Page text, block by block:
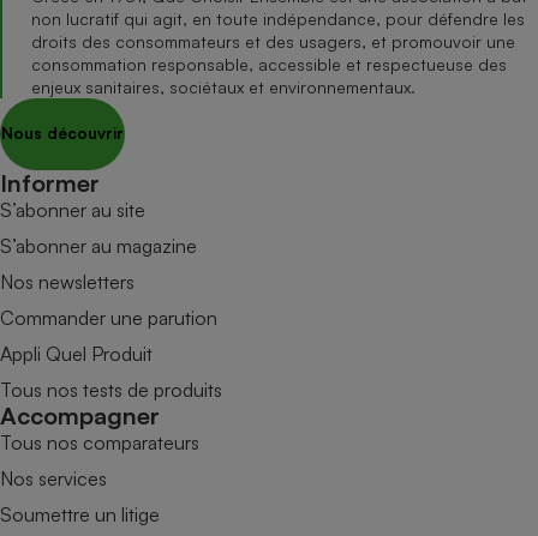
non lucratif qui agit, en toute indépendance, pour défendre les
droits des consommateurs et des usagers, et promouvoir une
consommation responsable, accessible et respectueuse des
enjeux sanitaires, sociétaux et environnementaux.
Nous découvrir
Informer
S’abonner au site
S’abonner au magazine
Nos newsletters
Commander une parution
Appli Quel Produit
Tous nos tests de produits
Accompagner
Tous nos comparateurs
Nos services
Soumettre un litige